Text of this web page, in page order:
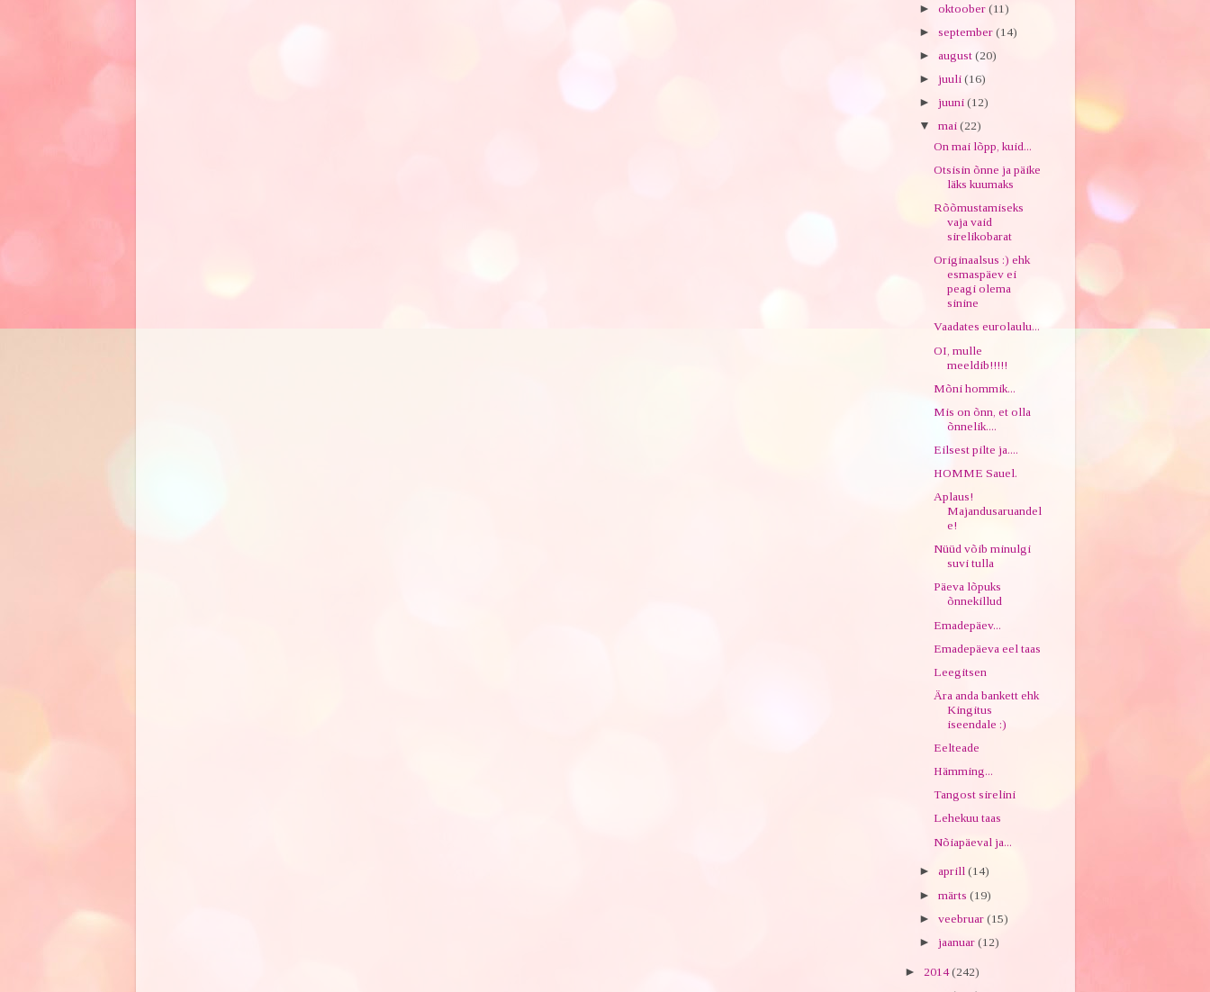
► oktoober (11)
► september (14)
► august (20)
► juuli (16)
► juuni (12)
▼ mai (22)
On mai lõpp, kuid...
Otsisin õnne ja päike
läks kuumaks
Rõõmustamiseks
vaja vaid
sirelikobarat
Originaalsus :) ehk
esmaspäev ei
peagi olema
sinine
Vaadates eurolaulu...
OI, mulle
meeldib!!!!!
Mõni hommik...
Mis on õnn, et olla
õnnelik....
Eilsest pilte ja....
HOMME Sauel.
Aplaus!
Majandusaruandel
e!
Nüüd võib minulgi
suvi tulla
Päeva lõpuks
õnnekillud
Emadepäev...
Emadepäeva eel taas
Leegitsen
Ära anda bankett ehk
Kingitus
iseendale :)
Eelteade
Hämming...
Tangost sirelini
Lehekuu taas
Nõiapäeval ja...
► aprill (14)
► märts (19)
► veebruar (15)
► jaanuar (12)
► 2014(242)